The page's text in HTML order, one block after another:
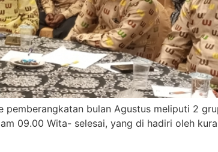
pemberangkatan bulan Agustus meliputi 2
09.00 Wita- selesai, yang di hadiri oleh